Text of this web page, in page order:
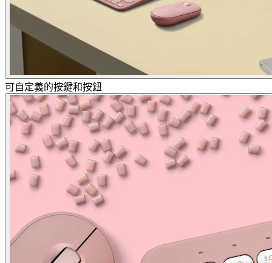
可自定義的按鍵和按鈕